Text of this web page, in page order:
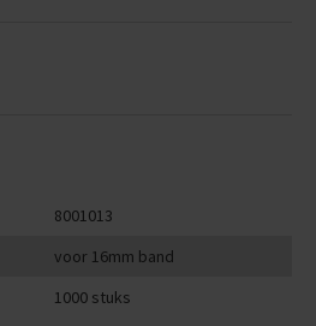
8001013
voor 16mm band
1000 stuks